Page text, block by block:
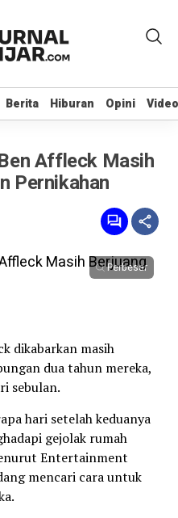
Berita Hiburan Opini Video
Berita Hiburan Opini Video
Affleck Masih
Pernikahan
Perbesar
dikabarkan masih
dua tahun mereka,
sebulan.
hari setelah keduanya
gejolak rumah
Entertainment
mencari cara untuk